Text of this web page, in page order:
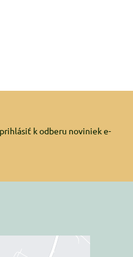
k odberu noviniek e-